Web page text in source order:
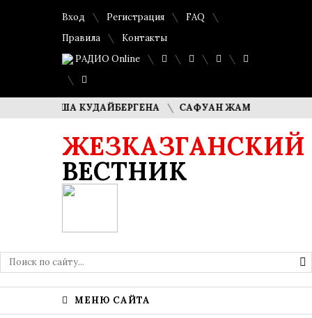
Вход Регистрация
FAQ
Правила
Контакты
РАДИО Online
ДИМАША КУДАЙБЕРГЕНА САФУАН ЖАМПЕИСОВ: «МЫ
ЖЕЗКАЗГАНСКИЙ
ВЕСТНИК
МЕНЮ САЙТА